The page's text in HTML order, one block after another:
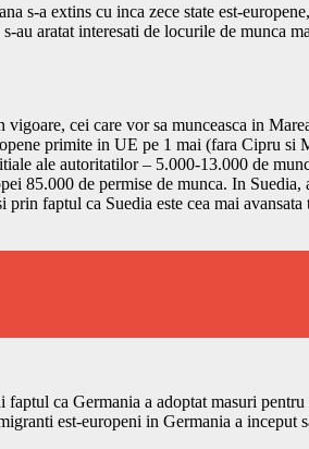
s-a extins cu inca zece state est-
au aratat interesati de locurile de munca
cei care vor sa munceasca in
primite in UE pe 1 mai (fara Cipru si
ale autoritatilor – 5.000-13.000 de
85.000 de permise de munca. In
faptul ca Suedia este cea mai
ca Germania a adoptat masuri
est-europeni in Germania a inceput